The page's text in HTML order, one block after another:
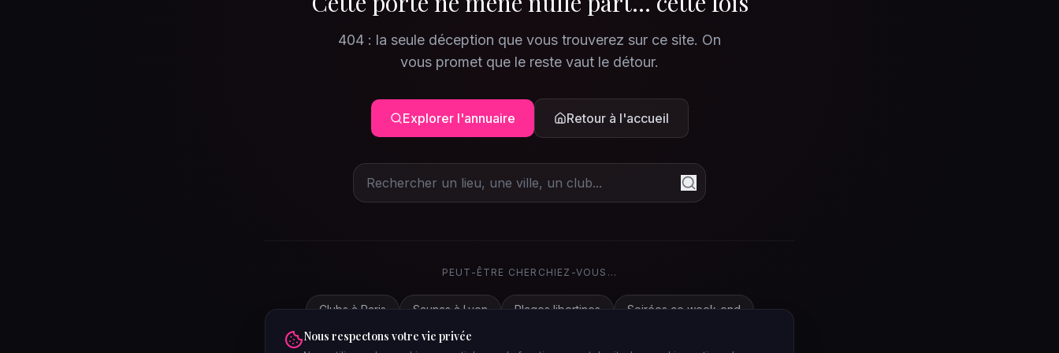
404 : la seule déception que vous trouverez sur ce site. On
vous promet que le reste vaut le détour.
Explorer l'annuaire Retour à l'accueil
PEUT-ÊTRE CHERCHIEZ-VOUS...
Clubs à Paris Saunas à Lyon Plages libertines Soirées ce week-end
Nous respectons votre vie privée